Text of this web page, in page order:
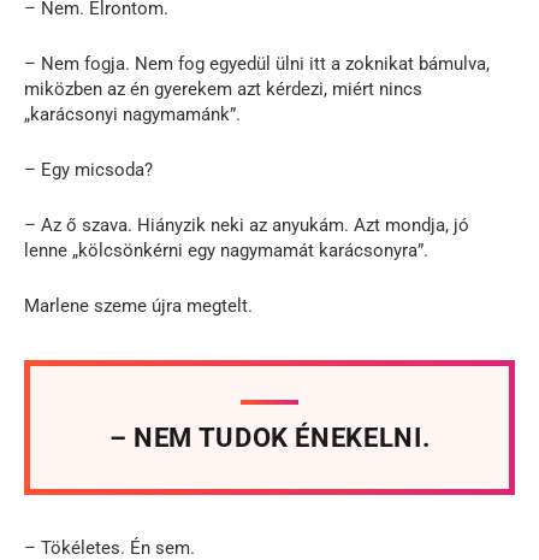
– Nem. Elrontom.
– Nem fogja. Nem fog egyedül ülni itt a zoknikat bámulva,
miközben az én gyerekem azt kérdezi, miért nincs
„karácsonyi nagymamánk”.
– Egy micsoda?
– Az ő szava. Hiányzik neki az anyukám. Azt mondja, jó
lenne „kölcsönkérni egy nagymamát karácsonyra”.
Marlene szeme újra megtelt.
– NEM TUDOK ÉNEKELNI.
– Tökéletes. Én sem.